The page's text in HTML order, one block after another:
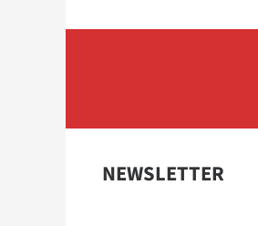
NEWSLETTER